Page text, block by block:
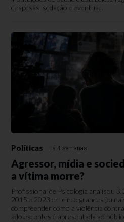
despesas, sedação e eventua...
Políticas Há 4 semanas
Agressor, mídia e
a vítima morre?
Profissional de Psicologia analisou
2015 e 2023 em cinco grandes
compreender como a violência
adolescentes é apresentada ao